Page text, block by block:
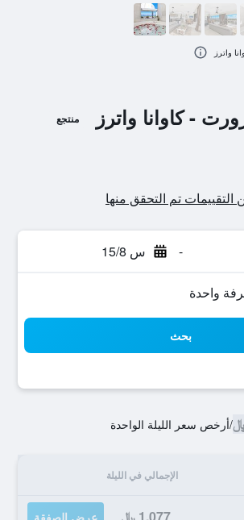
- كاوانا واترز منتجع
- س 15/8
بحث
/أرخص سعر الليلة الواحدة
الإجمالي في الليلة
1,077 ﷼ عرض الصفقة
واترز